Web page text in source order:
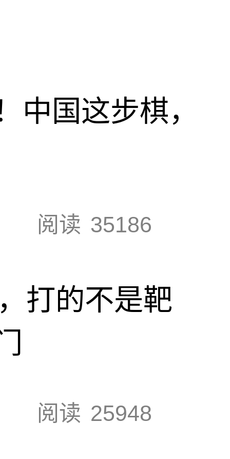
中国这步棋，
阅读 35186
打的不是靶
阅读 25948